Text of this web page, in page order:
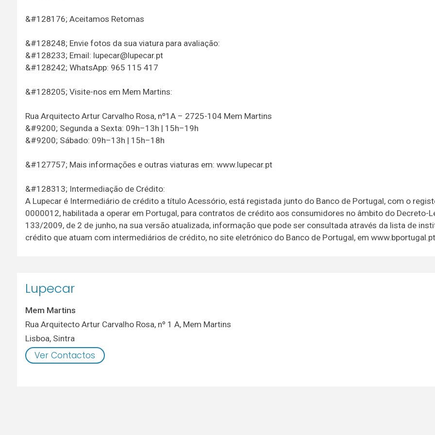
&#128176; Aceitamos Retomas
&#128248; Envie fotos da sua viatura para avaliação:
&#128233; Email: lupecar@lupecar.pt
&#128242; WhatsApp: 965 115 417
&#128205; Visite-nos em Mem Martins:
Rua Arquitecto Artur Carvalho Rosa, nº1A – 2725-104 Mem Martins
&#9200; Segunda a Sexta: 09h–13h | 15h–19h
&#9200; Sábado: 09h–13h | 15h–18h
&#127757; Mais informações e outras viaturas em: www.lupecar.pt
&#128313; Intermediação de Crédito:
A Lupecar é Intermediário de crédito a título Acessório, está registada junto do Banco de Portugal, com o
0000012, habilitada a operar em Portugal, para contratos de crédito aos consumidores no âmbito do Decreto-
133/2009, de 2 de junho, na sua versão atualizada, informação que pode ser consultada através da lista de
crédito que atuam com intermediários de crédito, no site eletrónico do Banco de Portugal, em
Lupecar
Mem Martins
Rua Arquitecto Artur Carvalho Rosa, nº 1 A, Mem Martins
Lisboa, Sintra
Ver Contactos